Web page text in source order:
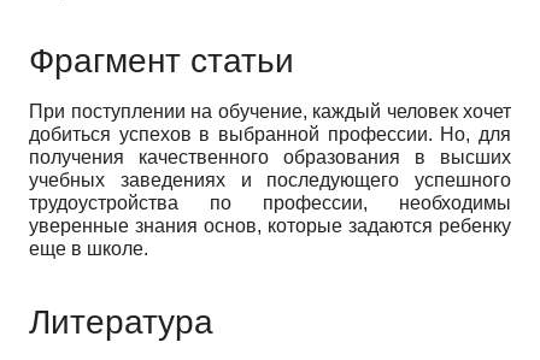
Фрагмент статьи
При поступлении на обучение, каждый человек хочет
добиться успехов в выбранной профессии. Но, для
получения качественного образования в высших
учебных заведениях и последующего успешного
трудоустройства по профессии, необходимы
уверенные знания основ, которые задаются ребенку
еще в школе.
Литература